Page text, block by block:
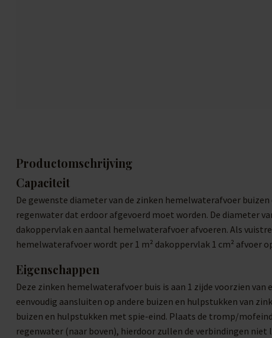
Productomschrijving
Capaciteit
De gewenste diameter van de zinken hemelwaterafvoer
regenwater dat erdoor afgevoerd moet worden. De diameter
dakoppervlak en aantal hemelwaterafvoer afvoeren. Als
hemelwaterafvoer wordt per 1 m² dakoppervlak 1 cm² afvoer
Eigenschappen
Deze zinken hemelwaterafvoer buis is aan 1 zijde voorzien
eenvoudig aansluiten op andere buizen en hulpstukken van
buizen en hulpstukken met spie-eind. Plaats de tromp/
regenwater (naar boven), hierdoor zullen de verbindingen